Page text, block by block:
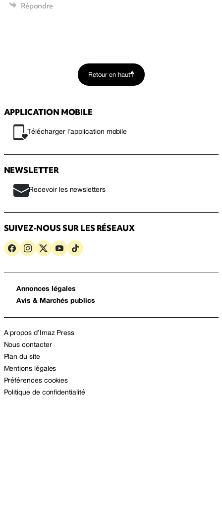
Répondre
Retour en haut
APPLICATION MOBILE
Télécharger l’application mobile
NEWSLETTER
Recevoir les newsletters
SUIVEZ-NOUS SUR LES RÉSEAUX
Annonces légales
Avis & Marchés publics
A propos d’Imaz Press
Nous contacter
Plan du site
Mentions légales
Préférences cookies
Politique de confidentialité